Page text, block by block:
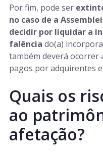
Por fim, pode ser
no caso de a
decidir por liquidar a
falência do(a)
também deverá ocorrer
pagos por adquirentes
Quais os
ao
afetação?